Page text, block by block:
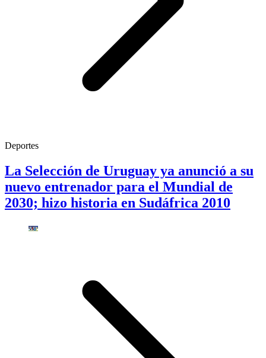
Deportes
La Selección de Uruguay ya anunció a su
nuevo entrenador para el Mundial de
2030; hizo historia en Sudáfrica 2010